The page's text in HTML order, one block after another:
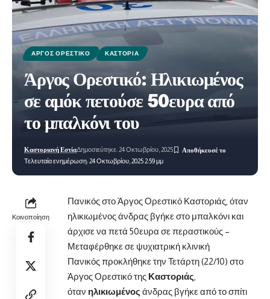
ΆΡΓΟΣ ΟΡΕΣΤΙΚΌ ΚΑΣΤΟΡΙΆ
Άργος Ορεστικό: Ηλικιωμένος
σε αμόκ πετούσε 50ευρα από
το μπαλκόνι του
Τελευταία ενημέρωση: 24 Οκτωβρίου, 2025 2:59 μμ
Καστοριανή ΕστίαΔημοσιεύτηκε: 24 Οκτωβρίου, 2025
Κοινοποίηση
Πανικός στο Άργος Ορεστικό Καστοριάς, όταν
ηλικιωμένος άνδρας βγήκε στο μπαλκόνι και
άρχισε να πετά 50ευρα σε περαστικούς –
Μεταφέρθηκε σε ψυχιατρική κλινική
Πανικός προκλήθηκε την Τετάρτη (22/10) στο
Άργος Ορεστικό της Καστοριάς
όταν ηλικιωμένος άνδρας βγήκε από το σπίτι